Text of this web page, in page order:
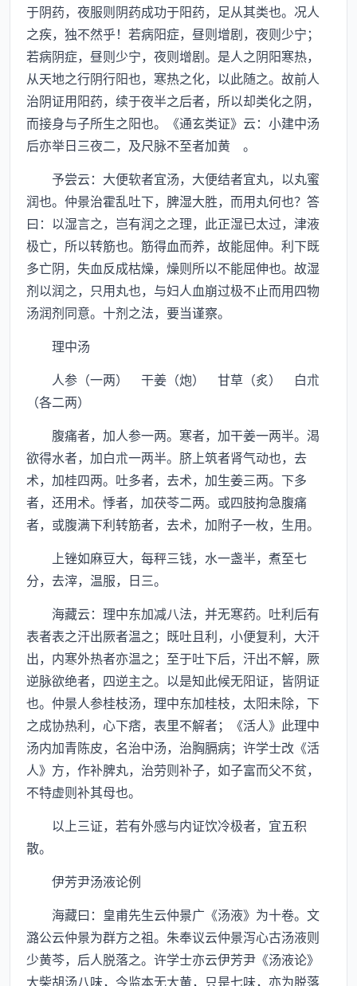
于阴药，夜服则阴药成功于阳药，足从其类也。况人
之疾，独不然乎！若病阳症，昼则增剧，夜则少宁；
若病阴症，昼则少宁，夜则增剧。是人之阴阳寒热，
从天地之行阴行阳也，寒热之化，以此随之。故前人
治阴证用阳药，续于夜半之后者，所以却类化之阴，
而接身与子所生之阳也。《通玄类证》云：小建中汤
后亦举日三夜二，及尺脉不至者加黄 。
予尝云：大便软者宜汤，大便结者宜丸，以丸蜜
润也。仲景治霍乱吐下，脾湿大胜，而用丸何也？答
曰：以湿言之，岂有润之之理，此正湿已太过，津液
极亡，所以转筋也。筋得血而养，故能屈伸。利下既
多亡阴，失血反成枯燥，燥则所以不能屈伸也。故湿
剂以润之，只用丸也，与妇人血崩过极不止而用四物
汤润剂同意。十剂之法，要当谨察。
理中汤
人参（一两） 干姜（炮） 甘草（炙） 白朮
（各二两）
腹痛者，加人参一两。寒者，加干姜一两半。渴
欲得水者，加白朮一两半。脐上筑者肾气动也，去
术，加桂四两。吐多者，去术，加生姜三两。下多
者，还用术。悸者，加茯苓二两。或四肢拘急腹痛
者，或腹满下利转筋者，去术，加附子一枚，生用。
上锉如麻豆大，每秤三钱，水一盏半，煮至七
分，去滓，温服，日三。
海藏云：理中东加减八法，并无寒药。吐利后有
表者表之汗出厥者温之；既吐且利，小便复利，大汗
出，内寒外热者亦温之；至于吐下后，汗出不解，厥
逆脉欲绝者，四逆主之。以是知此候无阳证，皆阴证
也。仲景人参桂枝汤，理中东加桂枝，太阳未除，下
之成协热利，心下痞，表里不解者；《活人》此理中
汤内加青陈皮，名治中汤，治胸膈病；许学士改《活
人》方，作补脾丸，治劳则补子，如子富而父不贫，
不特虚则补其母也。
以上三证，若有外感与内证饮冷极者，宜五积
散。
伊芳尹汤液论例
海藏曰：皇甫先生云仲景广《汤液》为十卷。文
潞公云仲景为群方之祖。朱奉议云仲景泻心古汤液则
少黄芩，后人脱落之。许学士亦云伊芳尹《汤液论》
大柴胡汤八味，今监本无大黄，只是七味，亦为脱落